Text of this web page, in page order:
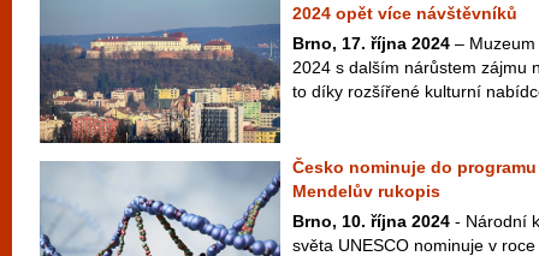
2024 opět více návštěvníků
Brno, 17. října 2024 –
2024 s dalším nárůstem zájmu
to díky rozšířené kulturní
Česko nominuje do programu
Mendelův rukopis
Brno, 10. října 2024 - Národní
světa UNESCO nominuje v